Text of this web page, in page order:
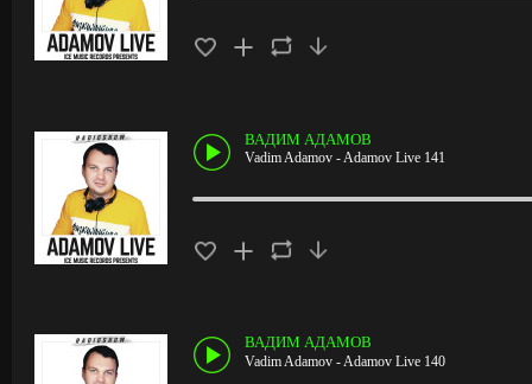
ВАДИМ АДАМОВ
Vadim Adamov - Adamov Live 141
ВАДИМ АДАМОВ
Vadim Adamov - Adamov Live 140